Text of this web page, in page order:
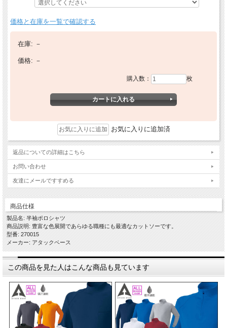
価格と在庫を一覧で確認する
在庫: －
価格: －
購入数： 枚
お気に入りに追加済
返品についての詳細はこちら
お問い合わせ
友達にメールですすめる
商品仕様
製品名: 半袖ポロシャツ
商品説明: 豊富な色展開であらゆる職種にも最適なカットソーです。
型番: 270015
メーカー: アタックベース
この商品を見た人はこんな商品も見ています